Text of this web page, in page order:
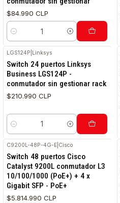
$84.990 CLP
Cantidad
LGS124P Linksys
Switch 24 puertos Linksys
Business LGS124P -
conmutador sin gestionar rack
$210.990 CLP
Cantidad
C9200L-48P-4G-E Cisco
Switch 48 puertos Cisco
Catalyst 9200L conmutador L3
10/100/1000 (PoE+) + 4 x
Gigabit SFP - PoE+
$5.814.990 CLP